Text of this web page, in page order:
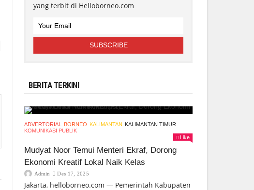
yang terbit di Helloborneo.com
BERITA TERKINI
ADVERTORIAL BORNEO KALIMANTAN KALIMANTAN TIMUR
KOMUNIKASI PUBLIK
Like
Mudyat Noor Temui Menteri Ekraf, Dorong
Ekonomi Kreatif Lokal Naik Kelas
Admin Des 17, 2025
Jakarta, helloborneo.com — Pemerintah Kabupaten